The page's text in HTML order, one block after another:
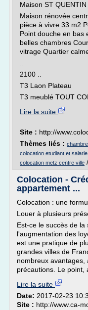
Maison ST
Maison rénovée
pièce à vivre 33 m2
Point douche en bas
belles chambres
vitrage Quartier
2100 ..
T3 Laon Plateau
T3 meublé TOUT
Lire la suite
Site : http://
Thèmes liés :
colocation etudiant et salarie
colocation metz centre ville /
Colocation -
appartement ...
Colocation : une
Louer à plusieurs
Est-ce le succès de
l'augmentation des
est une pratique de
grandes villes de
nombreux
précautions. Le point,
Lire la suite
Date: 2017-02-23
Site : http://www.ca-